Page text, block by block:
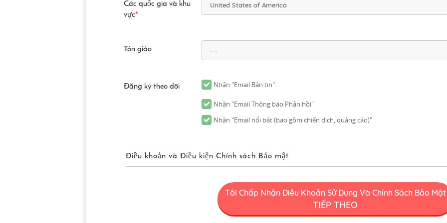
Các quốc gia và khu
vực*
Tôn giáo
Đăng ký theo dõi Nhận "Email Bản tin"
Nhận "Email Thông báo Phản hồi"
Nhận "Email nổi bật (bao gồm chiến dịch, quảng cáo)"
Điều khoản và Điều kiện Chính sách Bảo mật
Điều Khoản Sử Dụng FUN! JAPAN
“FUN! JAPAN” có nghĩa chung là một dự án (“Dự Án FUN! JAPAN”) cung cấp các dịch vụ bao gồm hoạt
(bao gồm nhưng không giới hạn tên miền web [․] có thể sửa đổi hoặc thay đổi vì bất kỳ lý do nào sau
các dịch vụ được cung cấp trên Trang Web (bao gồm nhưng không giới hạn việc cung cấp thông tin và
Tôi Chấp Nhận Điều Khoản Sử Dụng Và Chính Sách Bảo Mật
TIẾP THEO